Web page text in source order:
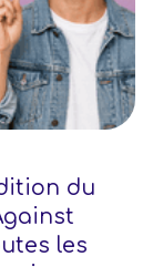
du
les